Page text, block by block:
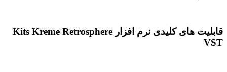
قابلیت های کلیدی نرم افزار Kits Kreme Retrosphere
VST